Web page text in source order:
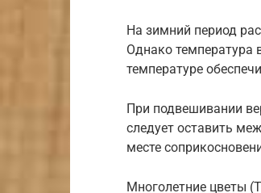
На зимний период
Однако температура
температуре
При подвешивании
следует оставить
месте
Многолетние цветы